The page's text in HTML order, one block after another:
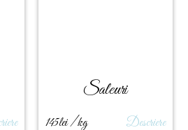
Saleuri
145lei / kg Descriere